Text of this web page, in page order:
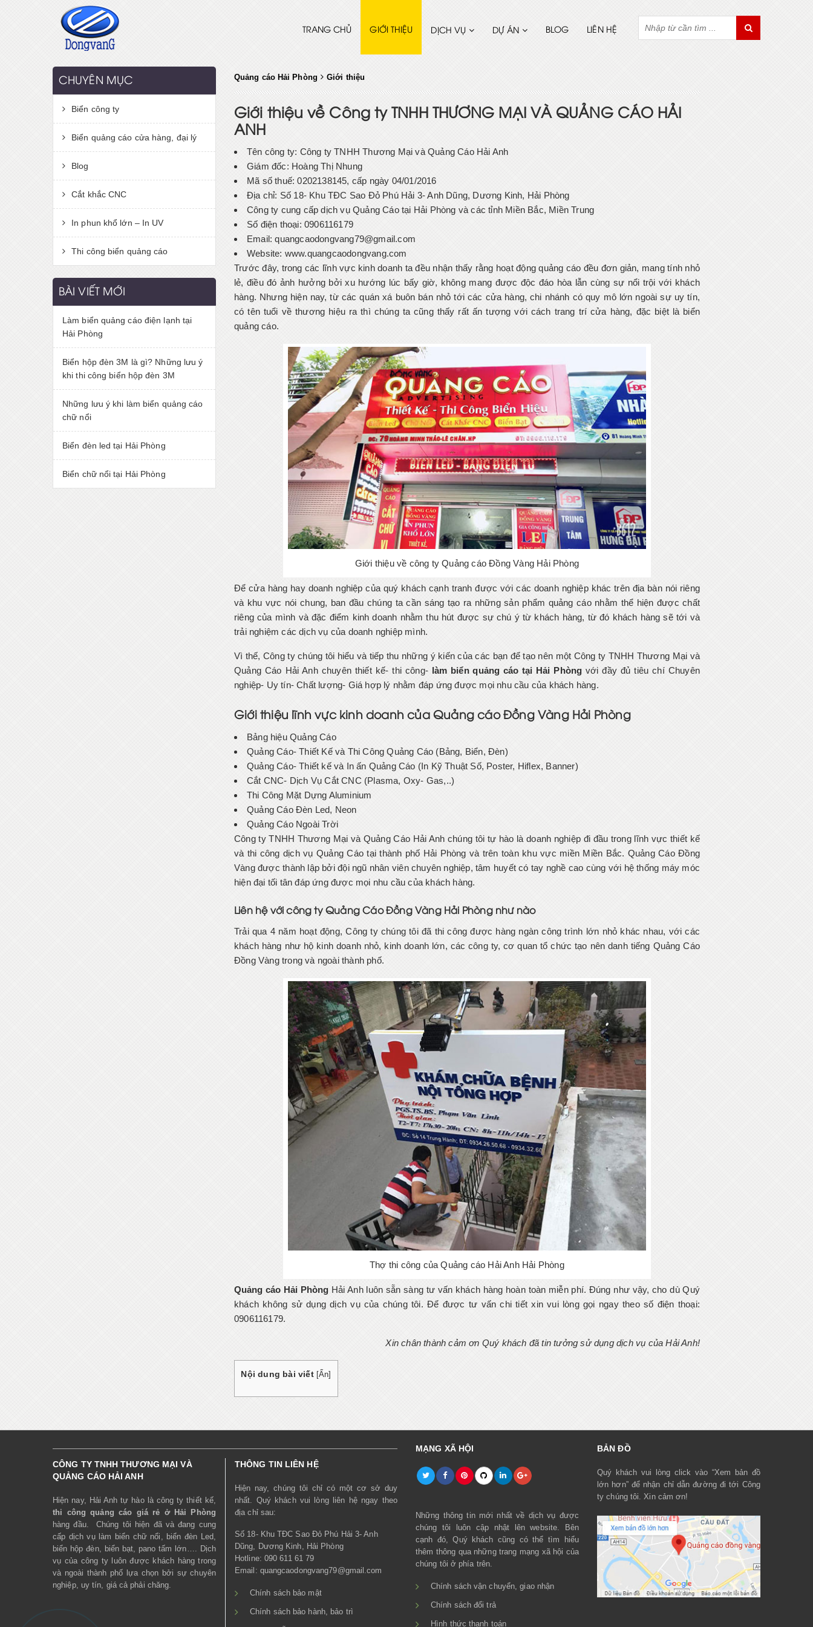
TRANG CHỦ GIỚI THIỆU DỊCH VỤ DỰ ÁN BLOG LIÊN HỆ
CHUYÊN MỤC
Biển công ty
Biển quảng cáo cửa hàng, đại lý
Blog
Cắt khắc CNC
In phun khổ lớn – In UV
Thi công biển quảng cáo
BÀI VIẾT MỚI
Làm biển quảng cáo điện lạnh tại
Hải Phòng
Biển hộp đèn 3M là gì? Những lưu ý
khi thi công biển hộp đèn 3M
Những lưu ý khi làm biển quảng cáo
chữ nổi
Biển đèn led tại Hải Phòng
Biển chữ nổi tại Hải Phòng
Quảng cáo Hải Phòng Giới thiệu
Giới thiệu về Công ty TNHH THƯƠNG MẠI VÀ QUẢNG CÁO HẢI
ANH
Tên công ty: Công ty TNHH Thương Mại và Quảng Cáo Hải Anh
Giám đốc: Hoàng Thị Nhung
Mã số thuế: 0202138145, cấp ngày 04/01/2016
Địa chỉ: Số 18- Khu TĐC Sao Đỏ Phú Hải 3- Anh Dũng, Dương Kinh, Hải Phòng
Công ty cung cấp dịch vụ Quảng Cáo tại Hải Phòng và các tỉnh Miền Bắc, Miền Trung
Số điện thoại: 0906116179
Email: quangcaodongvang79@gmail.com
Website: www.quangcaodongvang.com
Trước đây, trong các lĩnh vực kinh doanh ta đều nhận thấy rằng hoạt động quảng cáo đều đơn giản, mang tính nhỏ
lẻ, điều đó ảnh hưởng bởi xu hướng lúc bấy giờ, không mang được độc đáo hòa lẫn cùng sự nổi trội với khách
hàng. Nhưng hiện nay, từ các quán xá buôn bán nhỏ tới các cửa hàng, chi nhánh có quy mô lớn ngoài sự uy tín,
có tên tuổi về thương hiệu ra thì chúng ta cũng thấy rất ấn tượng với cách trang trí cửa hàng, đặc biệt là biển
quảng cáo.
Giới thiệu về công ty Quảng cáo Đồng Vàng Hải Phòng
Để cửa hàng hay doanh nghiệp của quý khách cạnh tranh được với các doanh nghiệp khác trên địa bàn nói riêng
và khu vực nói chung, ban đầu chúng ta cần sáng tạo ra những sản phẩm quảng cáo nhằm thể hiện được chất
riêng của mình và đặc điểm kinh doanh nhằm thu hút được sự chú ý từ khách hàng, từ đó khách hàng sẽ tới và
trải nghiệm các dịch vụ của doanh nghiệp mình.
Vì thế, Công ty chúng tôi hiểu và tiếp thu những ý kiến của các bạn để tạo nên một Công ty TNHH Thương Mại và
Quảng Cáo Hải Anh chuyên thiết kế- thi công- làm biển quảng cáo tại Hải Phòngvới đầy đủ tiêu chí Chuyên
nghiệp- Uy tín- Chất lượng- Giá hợp lý nhằm đáp ứng được mọi nhu cầu của khách hàng.
Giới thiệu lĩnh vực kinh doanh của Quảng cáo Đồng Vàng Hải Phòng
Bảng hiệu Quảng Cáo
Quảng Cáo- Thiết Kế và Thi Công Quảng Cáo (Bảng, Biển, Đèn)
Quảng Cáo- Thiết kế và In ấn Quảng Cáo (In Kỹ Thuật Số, Poster, Hiflex, Banner)
Cắt CNC- Dịch Vụ Cắt CNC (Plasma, Oxy- Gas,..)
Thi Công Mặt Dựng Aluminium
Quảng Cáo Đèn Led, Neon
Quảng Cáo Ngoài Trời
Công ty TNHH Thương Mại và Quảng Cáo Hải Anh chúng tôi tự hào là doanh nghiệp đi đầu trong lĩnh vực thiết kế
và thi công dịch vụ Quảng Cáo tại thành phố Hải Phòng và trên toàn khu vực miền Miền Bắc. Quảng Cáo Đồng
Vàng được thành lập bởi đội ngũ nhân viên chuyên nghiệp, tâm huyết có tay nghề cao cùng với hệ thống máy móc
hiện đại tối tân đáp ứng được mọi nhu cầu của khách hàng.
Liên hệ với công ty Quảng Cáo Đồng Vàng Hải Phòng như nào
Trải qua 4 năm hoạt động, Công ty chúng tôi đã thi công được hàng ngàn công trình lớn nhỏ khác nhau, với các
khách hàng như hộ kinh doanh nhỏ, kinh doanh lớn, các công ty, cơ quan tổ chức tạo nên danh tiếng Quảng Cáo
Đồng Vàng trong và ngoài thành phố.
Thợ thi công của Quảng cáo Hải Anh Hải Phòng
Quảng cáo Hải Phòng Hải Anh luôn sẵn sàng tư vấn khách hàng hoàn toàn miễn phí. Đúng như vậy, cho dù Quý
khách không sử dụng dịch vụ của chúng tôi. Để được tư vấn chi tiết xin vui lòng gọi ngay theo số điện thoại:
0906116179.
Xin chân thành cảm ơn Quý khách đã tin tưởng sử dụng dịch vụ của Hải Anh!
Nội dung bài viết [Ẩn]
CÔNG TY TNHH THƯƠNG MẠI VÀ
QUẢNG CÁO HẢI ANH
Hiện nay, Hải Anh tự hào là công ty thiết kế,
thi công quảng cáo giá rẻ ở Hải Phòng
hàng đầu. Chúng tôi hiện đã và đang cung
cấp dịch vụ làm biển chữ nổi, biển đèn Led,
biển hộp đèn, biển bạt, pano tấm lớn…. Dịch
vụ của công ty luôn được khách hàng trong
và ngoài thành phố lựa chọn bởi sự chuyên
nghiệp, uy tín, giá cả phải chăng.
THÔNG TIN LIÊN HỆ
Hiện nay, chúng tôi chỉ có một cơ sở duy
nhất. Quý khách vui lòng liên hệ ngay theo
địa chỉ sau:
Số 18- Khu TĐC Sao Đỏ Phú Hải 3- Anh
Dũng, Dương Kinh, Hải Phòng
Hotline: 090 611 61 79
Email: quangcaodongvang79@gmail.com
Chính sách bảo mật
Chính sách bảo hành, bảo trì
MẠNG XÃ HỘI
Những thông tin mới nhất về dịch vụ được
chúng tôi luôn cập nhật lên website. Bên
cạnh đó, Quý khách cũng có thể tìm hiểu
thêm thông qua những trang mạng xã hội của
chúng tôi ở phía trên.
Chính sách vận chuyển, giao nhận
Chính sách đổi trả
Hình thức thanh toán
BẢN ĐỒ
Quý khách vui lòng click vào “Xem bản đồ
lớn hơn” để nhận chỉ dẫn đường đi tới Công
ty chúng tôi. Xin cảm ơn!